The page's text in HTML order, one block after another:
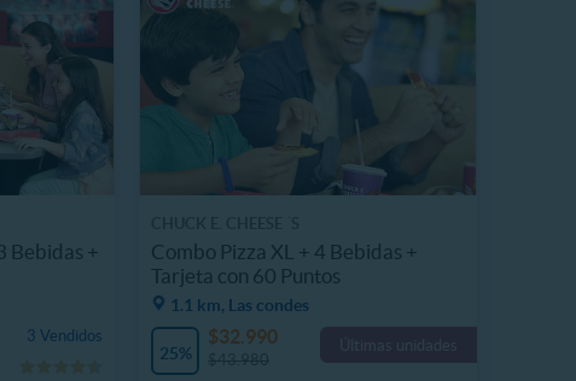
Bebidas +
3 Vendidos
Combo Pizza XL + 4 Bebidas +
Tarjeta con 60 Puntos
1.1 km, Las condes
25% Últimas unidades
$32.990